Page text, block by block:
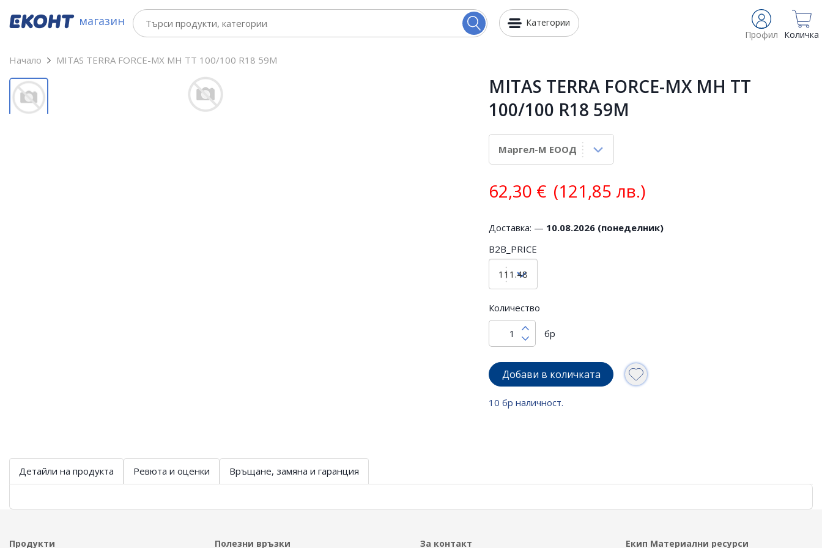
магазин
Профил Количка
Категории
Начало MITAS TERRA FORCE-MX MH TT 100/100 R18 59M
MITAS TERRA FORCE-MX MH TT
100/100 R18 59M
62,30 € (121,85 лв.)
Доставка: — 10.08.2026 (понеделник)
B2B_PRICE
Количество
бр
Добави в количката
10 бр наличност.
Детайли на продукта Ревюта и оценки Връщане, замяна и гаранция
Продукти Полезни връзки За контакт Екип Материални ресурси